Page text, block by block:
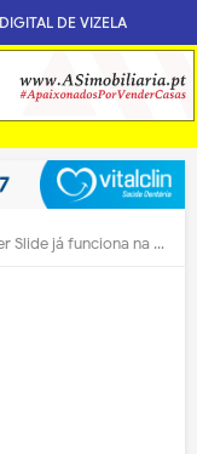
DIGITAL DE VIZELA
funciona na Urbanização do Poço Quente